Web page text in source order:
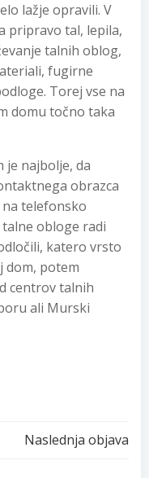
lažje opravili. V
pripravo tal, lepila,
talnih oblog,
fugirne
Torej vse na
domu točno taka
je najbolje, da
obrazca
telefonsko
talne obloge radi
katero vrsto
dom, potem
centrov talnih
ali Murski
Naslednja objava